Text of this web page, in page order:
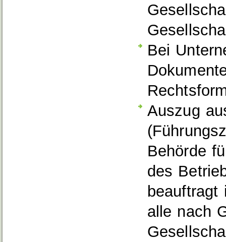
Bei
Auszug
Behörde
des
beauftragt
alle nach